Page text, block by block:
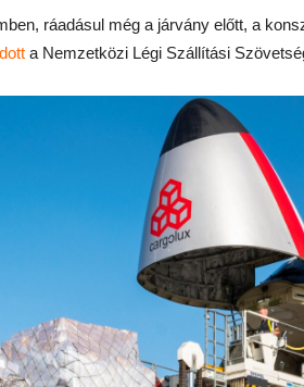
ráadásul még a járvány előtt, a
a Nemzetközi Légi Szállítási